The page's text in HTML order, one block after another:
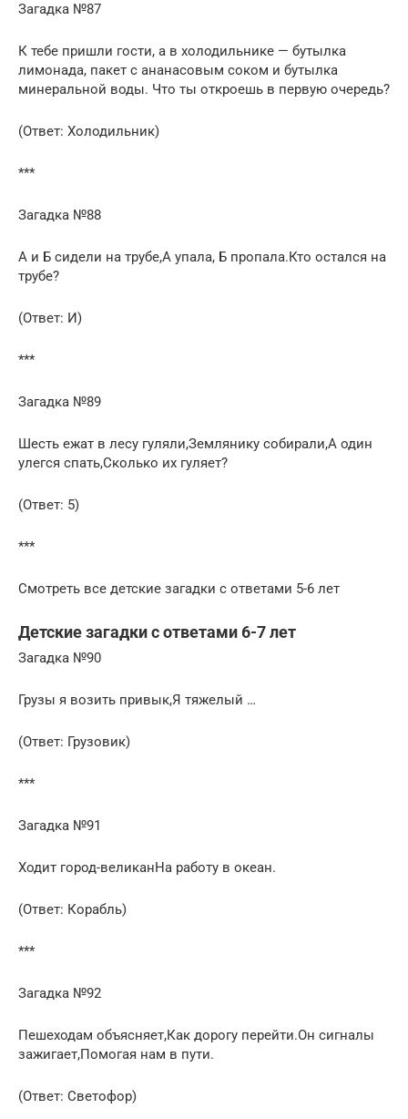
Загадка №87
К тебе пришли гости, а в холодильнике — бутылка
лимонада, пакет с ананасовым соком и бутылка
минеральной воды. Что ты откроешь в первую очередь?
(Ответ: Холодильник)
***
Загадка №88
А и Б сидели на трубе,А упала, Б пропала.Кто остался на
трубе?
(Ответ: И)
***
Загадка №89
Шесть ежат в лесу гуляли,Землянику собирали,А один
улегся спать,Сколько их гуляет?
(Ответ: 5)
***
Смотреть все детские загадки с ответами 5-6 лет
Детские загадки с ответами 6-7 лет
Загадка №90
Грузы я возить привык,Я тяжелый …
(Ответ: Грузовик)
***
Загадка №91
Ходит город-великанНа работу в океан.
(Ответ: Корабль)
***
Загадка №92
Пешеходам объясняет,Как дорогу перейти.Он сигналы
зажигает,Помогая нам в пути.
(Ответ: Светофор)